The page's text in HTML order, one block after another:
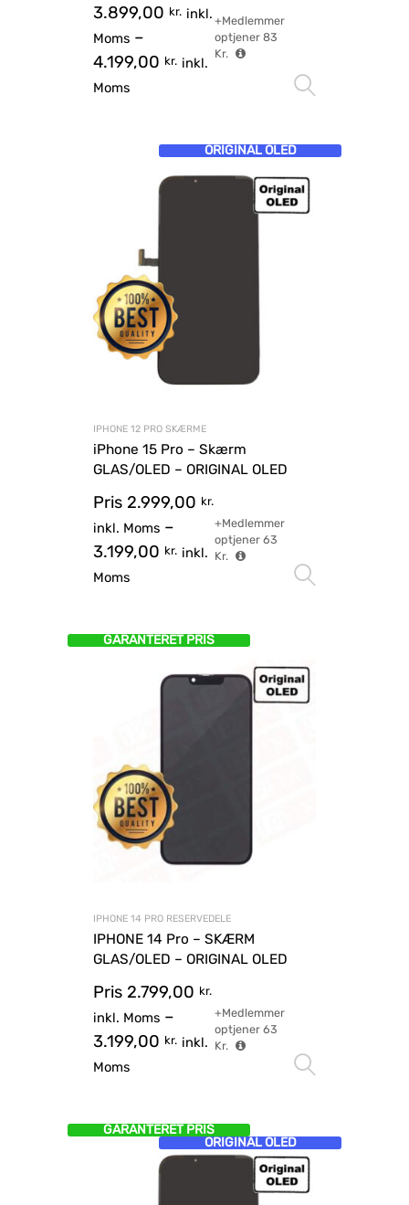
3.899,00 kr. inkl.
Moms –
4.199,00 kr. inkl.
Moms
+Medlemmer
optjener 83
Kr.
ORIGINAL OLED
IPHONE 12 PRO SKÆRME
iPhone 15 Pro – Skærm
GLAS/OLED – ORIGINAL OLED
Pris 2.999,00 kr.
inkl. Moms –
3.199,00 kr. inkl.
Moms
+Medlemmer
optjener 63
Kr.
GARANTERET PRIS
IPHONE 14 PRO RESERVEDELE
IPHONE 14 Pro – SKÆRM
GLAS/OLED – ORIGINAL OLED
Pris 2.799,00 kr.
inkl. Moms –
3.199,00 kr. inkl.
Moms
+Medlemmer
optjener 63
Kr.
GARANTERET PRIS
ORIGINAL OLED